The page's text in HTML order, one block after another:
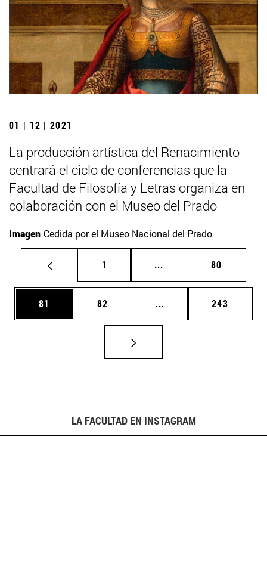
01 | 12 | 2021
La producción artística del Renacimiento
centrará el ciclo de conferencias que la
Facultad de Filosofía y Letras organiza en
colaboración con el Museo del Prado
Imagen Cedida por el Museo Nacional del Prado
Página
1 ... Páginas intermedias
Página
80
Página
81 Página
82 ... Páginas intermedias
Página
243
LA FACULTAD EN INSTAGRAM